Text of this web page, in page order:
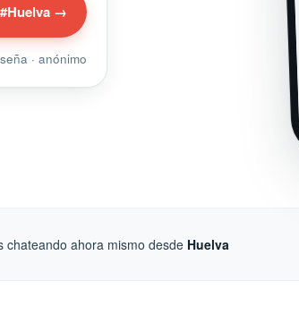
→
· anónimo
chateando ahora mismo desde Huelva